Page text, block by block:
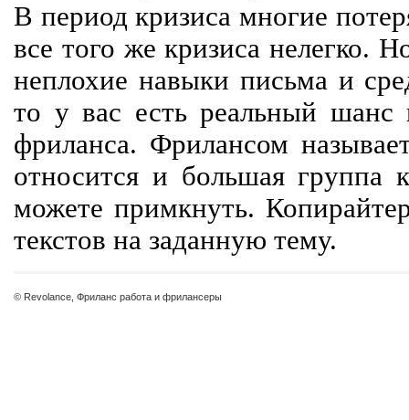
В период кризиса многие
все того же кризиса нелегко.
неплохие навыки письма и
то у вас есть реальный шанс
фриланса. Фрилансом
относится и большая группа
можете примкнуть.
текстов на заданную тему.
© Revolance, Фриланс работа и фрилансеры